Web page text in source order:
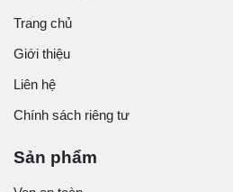
Trang chủ
Giới thiệu
Liên hệ
Chính sách riêng tư
Sản phẩm